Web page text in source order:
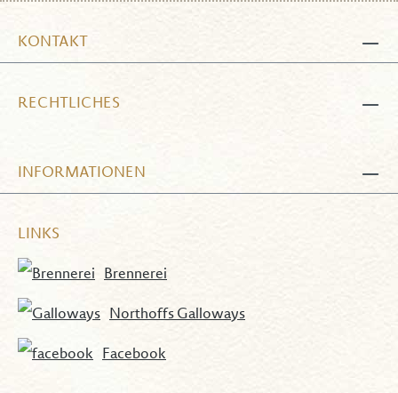
KONTAKT
RECHTLICHES
INFORMATIONEN
LINKS
Brennerei
Northoffs Galloways
Facebook